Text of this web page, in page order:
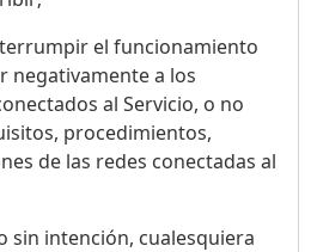
el funcionamiento
negativamente a los
al Servicio, o no
procedimientos,
de las redes conectadas al
sin intención, cualesquiera